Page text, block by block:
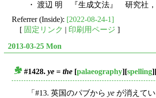
・ 渡辺 明 『生成文法』 研究社，
Referrer (Inside): [2022-08-24-1]
[ 固定リンク | 印刷用ページ ]
2013-03-25 Mon
#1428. ye = the [palaeography][spelling
「#13. 英国のパブから ye が消えて